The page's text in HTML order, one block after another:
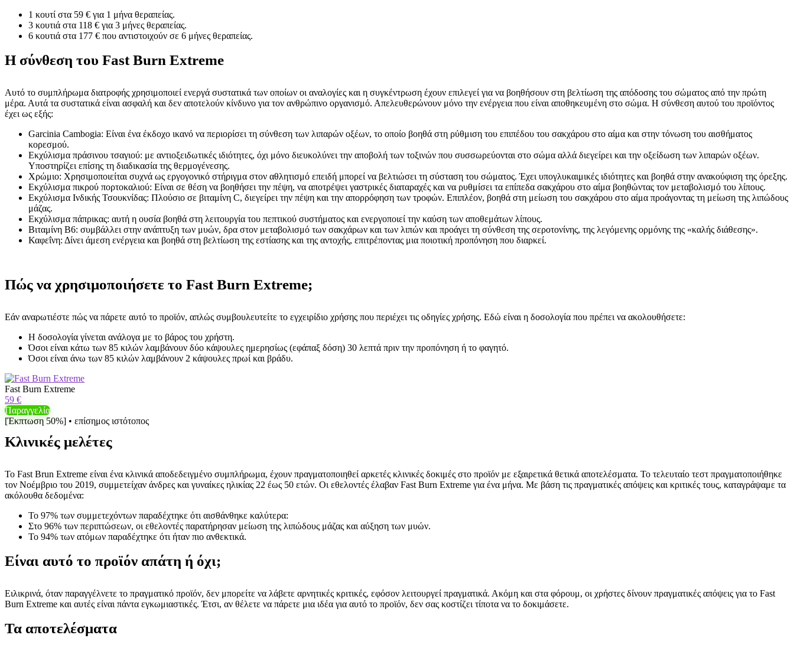
1 κουτί στα 59 € για 1 μήνα θεραπείας.
3 κουτιά στα 118 € για 3 μήνες θεραπείας.
6 κουτιά στα 177 € που αντιστοιχούν σε 6 μήνες θεραπείας.
Η σύνθεση του Fast Burn Extreme
Αυτό το συμπλήρωμα διατροφής χρησιμοποιεί ενεργά συστατικά των οποίων οι αναλογίες και η συγκέντρωση έχουν επιλεγεί για να βοηθήσουν στη βελτίωση της απόδοσης του σώματος από την πρώτη
μέρα. Αυτά τα συστατικά είναι ασφαλή και δεν αποτελούν κίνδυνο για τον ανθρώπινο οργανισμό. Απελευθερώνουν μόνο την ενέργεια που είναι αποθηκευμένη στο σώμα. Η σύνθεση αυτού του προϊόντος
έχει ως εξής:
Garcinia Cambogia: Είναι ένα έκδοχο ικανό να περιορίσει τη σύνθεση των λιπαρών οξέων, το οποίο βοηθά στη ρύθμιση του επιπέδου του σακχάρου στο αίμα και στην τόνωση του αισθήματος
κορεσμού.
Εκχύλισμα πράσινου τσαγιού: με αντιοξειδωτικές ιδιότητες, όχι μόνο διευκολύνει την αποβολή των τοξινών που συσσωρεύονται στο σώμα αλλά διεγείρει και την οξείδωση των λιπαρών οξέων.
Υποστηρίζει επίσης τη διαδικασία της θερμογένεσης.
Χρώμιο: Χρησιμοποιείται συχνά ως εργογονικό στήριγμα στον αθλητισμό επειδή μπορεί να βελτιώσει τη σύσταση του σώματος. Έχει υπογλυκαιμικές ιδιότητες και βοηθά στην ανακούφιση της όρεξης.
Εκχύλισμα πικρού πορτοκαλιού: Είναι σε θέση να βοηθήσει την πέψη, να αποτρέψει γαστρικές διαταραχές και να ρυθμίσει τα επίπεδα σακχάρου στο αίμα βοηθώντας τον μεταβολισμό του λίπους.
Εκχύλισμα Ινδικής Τσουκνίδας: Πλούσιο σε βιταμίνη C, διεγείρει την πέψη και την απορρόφηση των τροφών. Επιπλέον, βοηθά στη μείωση του σακχάρου στο αίμα προάγοντας τη μείωση της λιπώδους
μάζας.
Εκχύλισμα πάπρικας: αυτή η ουσία βοηθά στη λειτουργία του πεπτικού συστήματος και ενεργοποιεί την καύση των αποθεμάτων λίπους.
Βιταμίνη Β6: συμβάλλει στην ανάπτυξη των μυών, δρα στον μεταβολισμό των σακχάρων και των λιπών και προάγει τη σύνθεση της σεροτονίνης, της λεγόμενης ορμόνης της «καλής διάθεσης».
Καφεΐνη: Δίνει άμεση ενέργεια και βοηθά στη βελτίωση της εστίασης και της αντοχής, επιτρέποντας μια ποιοτική προπόνηση που διαρκεί.
Πώς να χρησιμοποιήσετε το Fast Burn Extreme;
Εάν αναρωτιέστε πώς να πάρετε αυτό το προϊόν, απλώς συμβουλευτείτε το εγχειρίδιο χρήσης που περιέχει τις οδηγίες χρήσης. Εδώ είναι η δοσολογία που πρέπει να ακολουθήσετε:
Η δοσολογία γίνεται ανάλογα με το βάρος του χρήστη.
Όσοι είναι κάτω των 85 κιλών λαμβάνουν δύο κάψουλες ημερησίως (εφάπαξ δόση) 30 λεπτά πριν την προπόνηση ή το φαγητό.
Όσοι είναι άνω των 85 κιλών λαμβάνουν 2 κάψουλες πρωί και βράδυ.
Fast Burn Extreme
59 €
Παραγγελία
[Έκπτωση 50%] • επίσημος ιστότοπος
Κλινικές μελέτες
Το Fast Brun Extreme είναι ένα κλινικά αποδεδειγμένο συμπλήρωμα, έχουν πραγματοποιηθεί αρκετές κλινικές δοκιμές στο προϊόν με εξαιρετικά θετικά αποτελέσματα. Το τελευταίο τεστ πραγματοποιήθηκε
τον Νοέμβριο του 2019, συμμετείχαν άνδρες και γυναίκες ηλικίας 22 έως 50 ετών. Οι εθελοντές έλαβαν Fast Burn Extreme για ένα μήνα. Με βάση τις πραγματικές απόψεις και κριτικές τους, καταγράψαμε τα
ακόλουθα δεδομένα:
Το 97% των συμμετεχόντων παραδέχτηκε ότι αισθάνθηκε καλύτερα:
Στο 96% των περιπτώσεων, οι εθελοντές παρατήρησαν μείωση της λιπώδους μάζας και αύξηση των μυών.
Το 94% των ατόμων παραδέχτηκε ότι ήταν πιο ανθεκτικά.
Είναι αυτό το προϊόν απάτη ή όχι;
Ειλικρινά, όταν παραγγέλνετε το πραγματικό προϊόν, δεν μπορείτε να λάβετε αρνητικές κριτικές, εφόσον λειτουργεί πραγματικά. Ακόμη και στα φόρουμ, οι χρήστες δίνουν πραγματικές απόψεις για το Fast
Burn Extreme και αυτές είναι πάντα εγκωμιαστικές. Έτσι, αν θέλετε να πάρετε μια ιδέα για αυτό το προϊόν, δεν σας κοστίζει τίποτα να το δοκιμάσετε.
Τα αποτελέσματα